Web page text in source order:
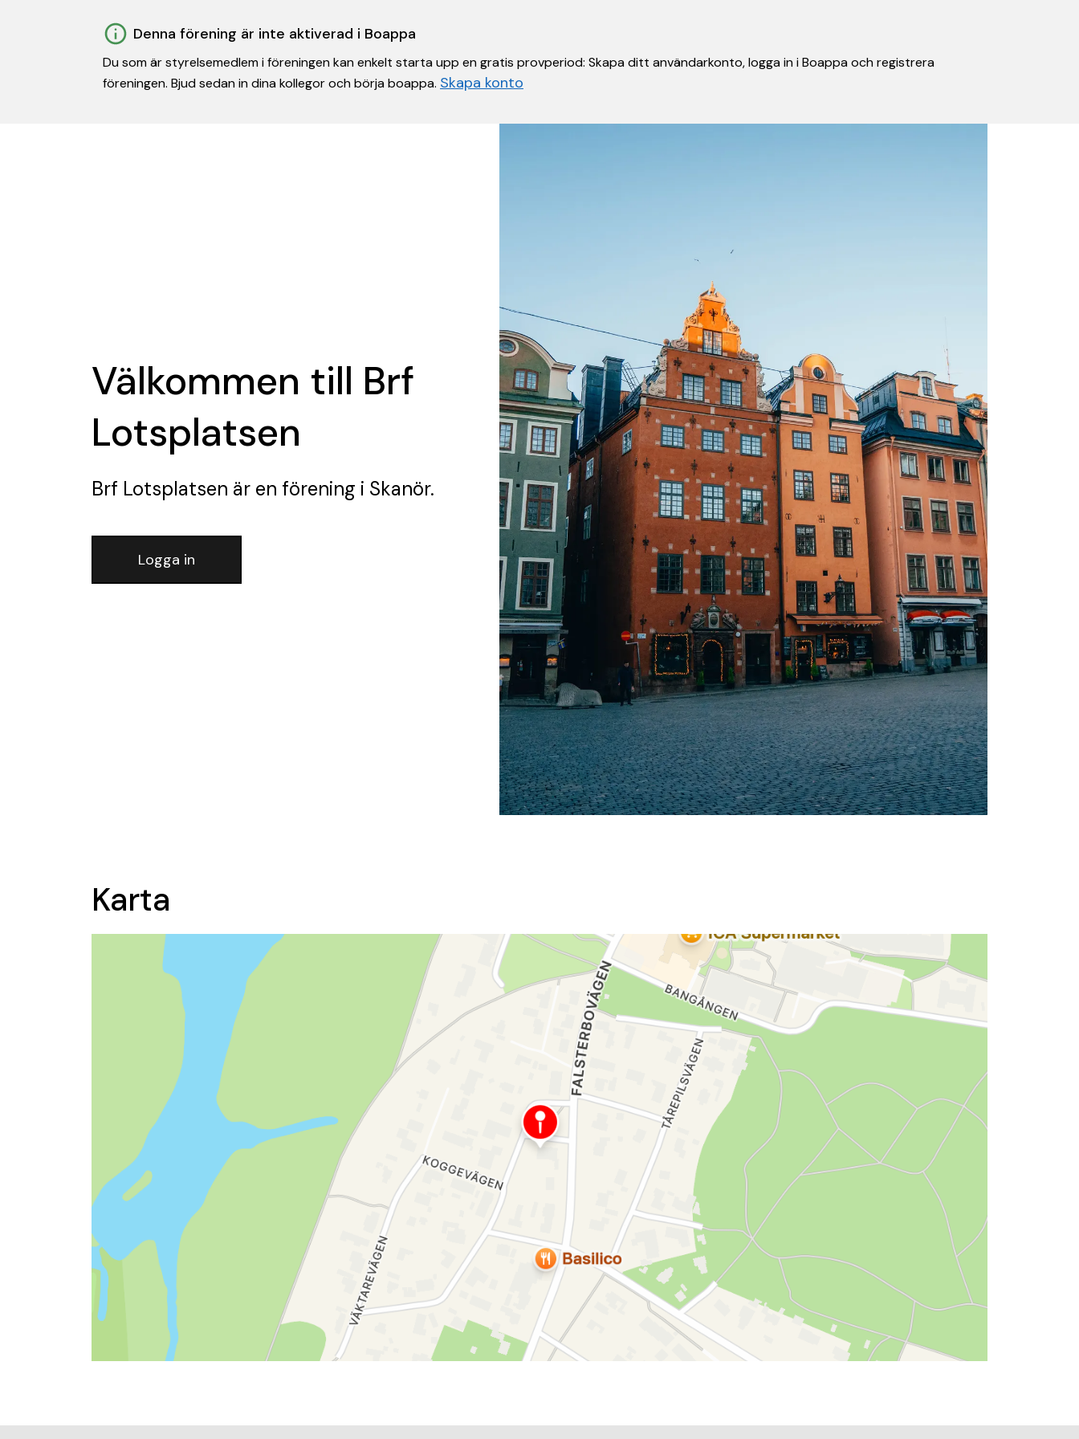
Denna förening är inte aktiverad i Boappa
Du som är styrelsemedlem i föreningen kan enkelt starta upp en gratis provperiod: Skapa ditt användarkonto, logga in i Boappa och registrera
föreningen. Bjud sedan in dina kollegor och börja boappa. Skapa konto
Välkommen till Brf
Lotsplatsen
Brf Lotsplatsen är en förening i Skanör.
Logga in
Karta